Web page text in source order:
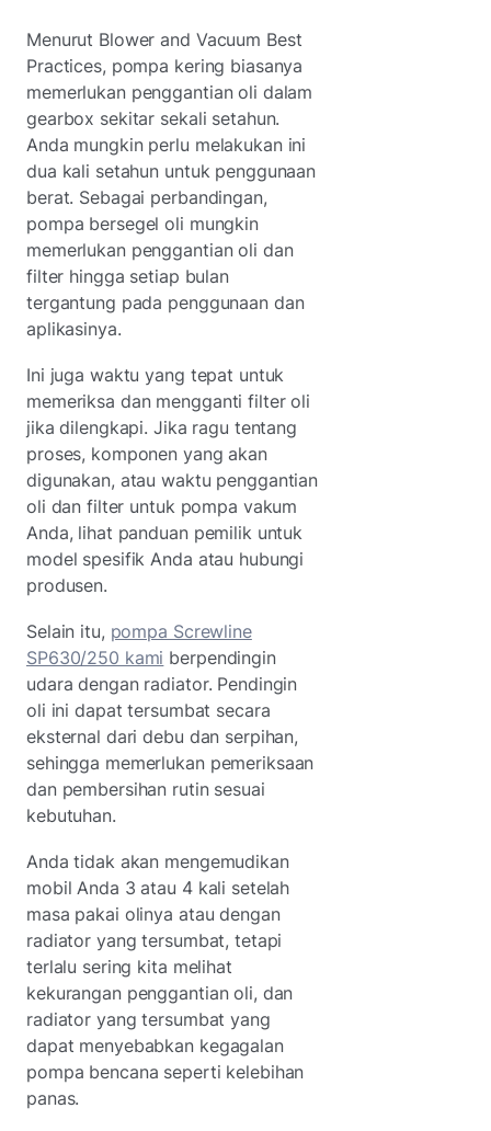
Menurut Blower and Vacuum Best
Practices, pompa kering biasanya
memerlukan penggantian oli dalam
gearbox sekitar sekali setahun.
Anda mungkin perlu melakukan ini
dua kali setahun untuk penggunaan
berat. Sebagai perbandingan,
pompa bersegel oli mungkin
memerlukan penggantian oli dan
filter hingga setiap bulan
tergantung pada penggunaan dan
aplikasinya.
Ini juga waktu yang tepat untuk
memeriksa dan mengganti filter oli
jika dilengkapi. Jika ragu tentang
proses, komponen yang akan
digunakan, atau waktu penggantian
oli dan filter untuk pompa vakum
Anda, lihat panduan pemilik untuk
model spesifik Anda atau hubungi
produsen.
Selain itu, pompa Screwline
SP630/250 kami berpendingin
udara dengan radiator. Pendingin
oli ini dapat tersumbat secara
eksternal dari debu dan serpihan,
sehingga memerlukan pemeriksaan
dan pembersihan rutin sesuai
kebutuhan.
Anda tidak akan mengemudikan
mobil Anda 3 atau 4 kali setelah
masa pakai olinya atau dengan
radiator yang tersumbat, tetapi
terlalu sering kita melihat
kekurangan penggantian oli, dan
radiator yang tersumbat yang
dapat menyebabkan kegagalan
pompa bencana seperti kelebihan
panas.